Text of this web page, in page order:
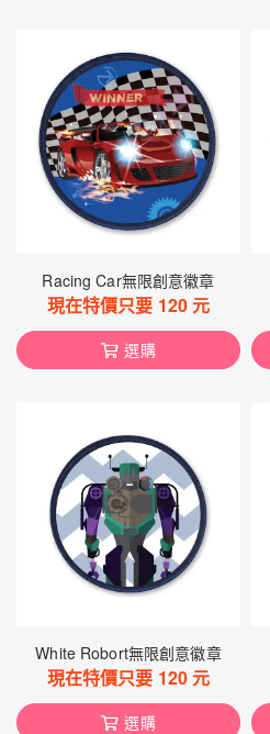
Racing Car無限創意徽章
現在特價只要 120 元
選購
White Robort無限創意徽章
現在特價只要 120 元
選購